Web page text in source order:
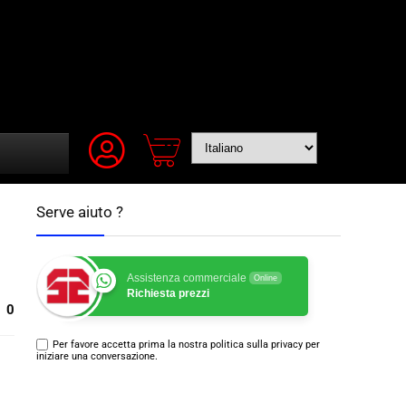
0
Serve aiuto ?
Assistenza commerciale Online
Richiesta prezzi
Per favore accetta prima la nostra politica sulla privacy per
iniziare una conversazione.